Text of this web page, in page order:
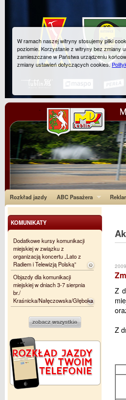
Rozkład jazdy ABC Pasażera
Z
Z
KOMUNIKATY
Dodatkowe kursy komunikacji
miejskiej w związku z
organizacją koncertu „Lato z
Radiem i Telewizją Polską”
Objazdy dla komunikacji
miejskiej w dniach 3-7 sierpnia
br./
Kraśnicka/Nałęczowska/Głęboka
W ramach naszej witryny stosujemy pliki
poziomie. Korzystanie z witryny bez zmiany
zamieszczane w Państwa urządzeniu
zmiany ustawień dotyczących cookies.